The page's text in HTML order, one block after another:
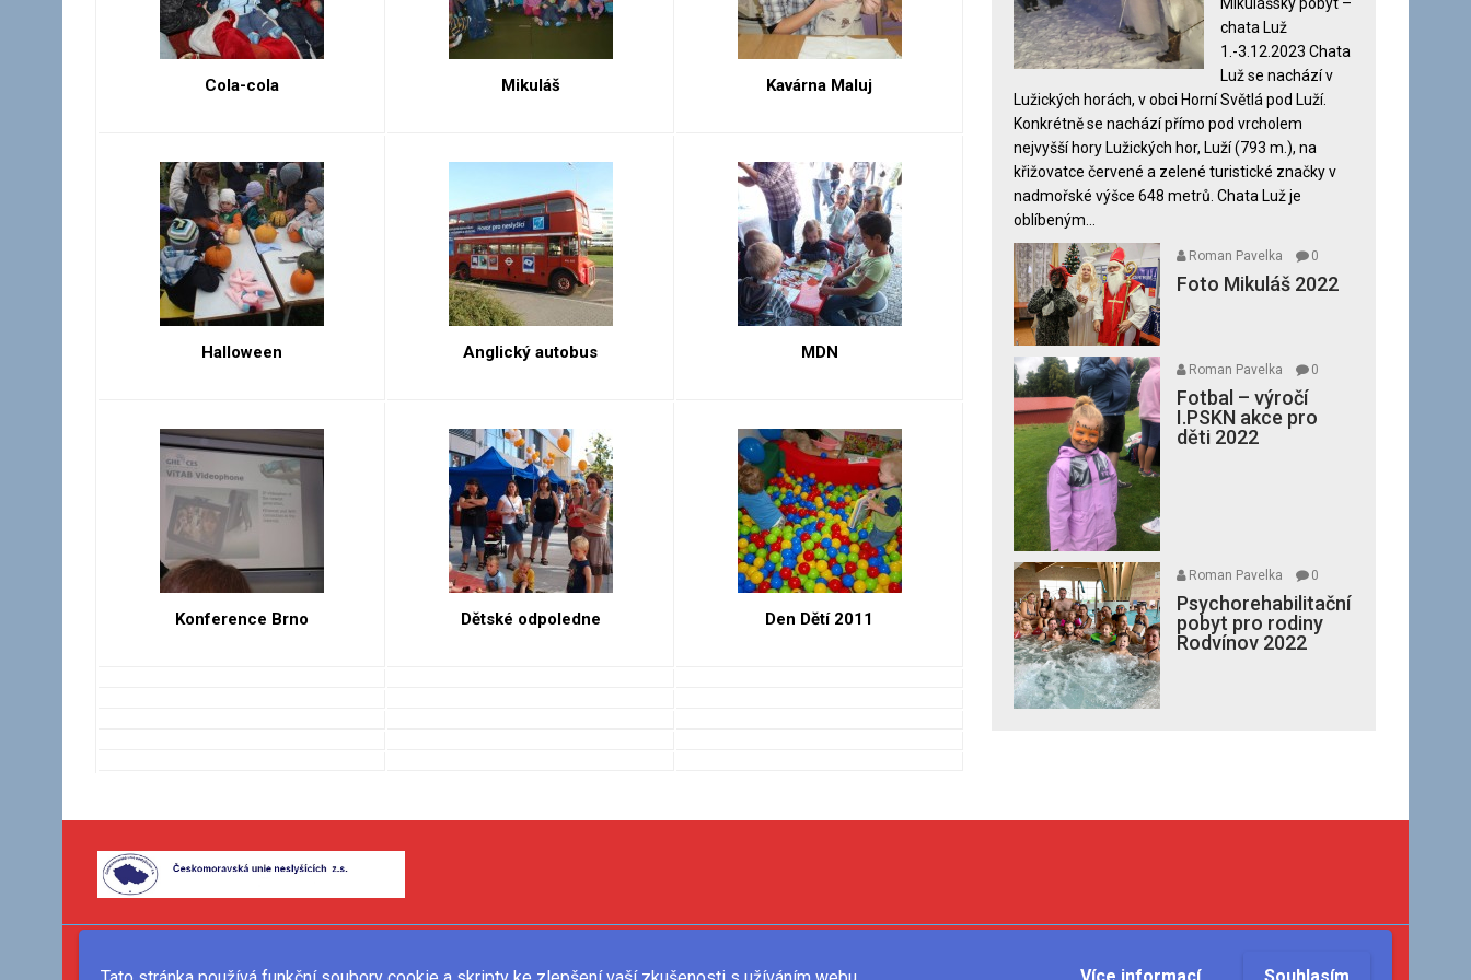
Cola-cola Mikuláš Kavárna Maluj
Halloween Anglický autobus MDN
Konference Brno Dětské odpoledne Den Dětí 2011
názvem
Mikuláš
2023
chata Luž
1.-3.12.2023 Chata
Luž se nachází v
Lužických horách, v obci Horní Světlá pod Luží.
Konkrétně se nachází přímo pod vrcholem
nejvyšší hory Lužických hor, Luží (793 m.), na
křižovatce červené a zelené turistické značky v
nadmořské výšce 648 metrů. Chata Luž je
oblíbeným...
Roman Pavelka 0
Foto Mikuláš 2022
Roman Pavelka 0
Fotbal – výročí
I.PSKN akce pro
děti 2022
Roman Pavelka 0
Psychorehabilitační
pobyt pro rodiny
Rodvínov 2022